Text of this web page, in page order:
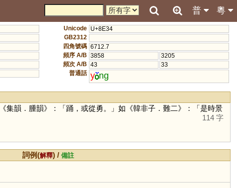
粵
普
Unicode U+8E34
GB2312
四角號碼 6712.7
頻序 A/B 3858
3205
頻次 A/B 43
33
普通話 y ng
集韻．腫韻》：「踊，或從勇。」如《韓非子．難二》：「是時景
114 字
詞例(解釋) /備註